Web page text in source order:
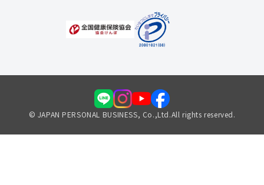
© JAPAN PERSONAL BUSINESS, Co.,Ltd.All rights reserved.